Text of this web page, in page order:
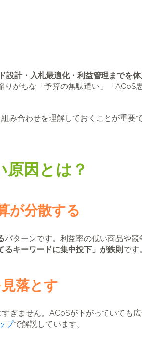
計・入札最適化・利益管理までを
りがちな「予算の無駄遣い」「ACoS
み合わせを理解しておくことが重要で
因とは？
が分散する
パターンです。利益率の低い商品や
るキーワードに集中投下」が鉄則 です。
落とす
ぎません。ACoSが下がっていても広
プで解説しています。